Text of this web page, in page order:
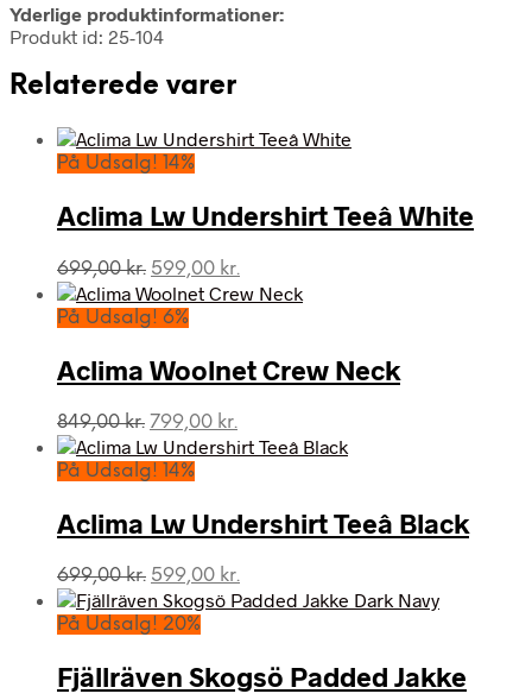
Yderlige produktinformationer:
Produkt id: 25-104
Relaterede varer
På Udsalg! 14%
Aclima Lw Undershirt Teeâ White
699,00kr. Den
oprindelige
pris
699,00 kr..
599,00 kr.
aktuelle
599,00 kr..
På Udsalg! 6%
Aclima Woolnet Crew Neck
849,00kr. Den
oprindelige
pris
849,00 kr..
799,00 kr.
aktuelle
799,00 kr..
På Udsalg! 14%
Aclima Lw Undershirt Teeâ Black
699,00kr. Den
oprindelige
pris
699,00 kr..
599,00 kr.
aktuelle
599,00 kr..
På Udsalg! 20%
Fjällräven Skogsö Padded Jakke